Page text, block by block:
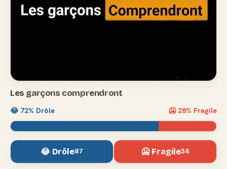
Les garçons comprendront
😂 72% Drôle 🥶 28% Fragile
😂 Drôle87 🥶 Fragile34